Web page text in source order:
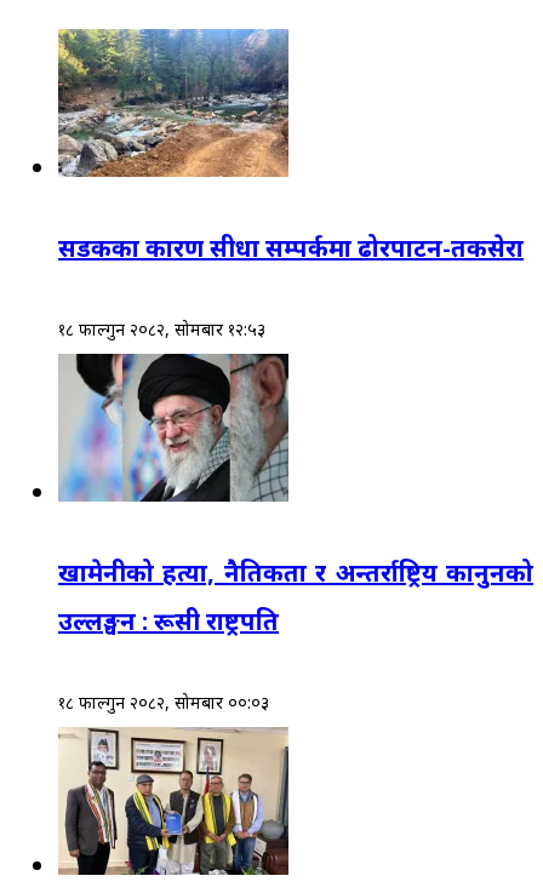
सडकका कारण सीधा सम्पर्कमा ढोरपाटन-तकसेरा
१८ फाल्गुन २०८२, सोमबार १२:५३
खामेनीको हत्या, नैतिकता र अन्तर्राष्ट्रिय कानुनको
उल्लङ्घन : रूसी राष्ट्रपति
१८ फाल्गुन २०८२, सोमबार ००:०३